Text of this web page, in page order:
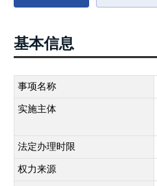
基本信息
事项名称
实施主体
法定办理时限
权力来源